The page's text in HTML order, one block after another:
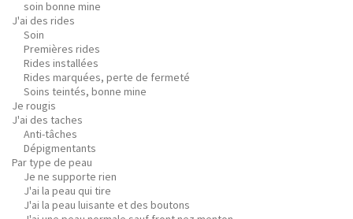
soin bonne mine
J'ai des rides
Soin
Premières rides
Rides installées
Rides marquées, perte de fermeté
Soins teintés, bonne mine
Je rougis
J'ai des taches
Anti-tâches
Dépigmentants
Par type de peau
Je ne supporte rien
J'ai la peau qui tire
J'ai la peau luisante et des boutons